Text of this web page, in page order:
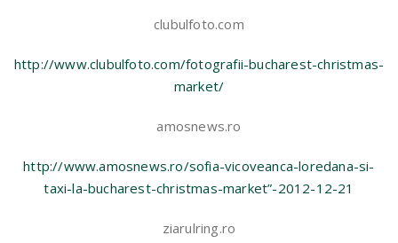
clubulfoto.com
http://www.clubulfoto.com/fotografii-bucharest-christmas-
market/
amosnews.ro
http://www.amosnews.ro/sofia-vicoveanca-loredana-si-
taxi-la-bucharest-christmas-market”-2012-12-21
ziarulring.ro